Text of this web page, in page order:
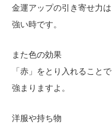
金運アップの引き寄せ力は
強い時です。
また色の効果
「赤」をとり入れることで
強まりますよ。
洋服や持ち物